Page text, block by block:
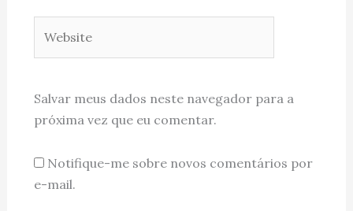
Salvar meus dados neste navegador para a
próxima vez que eu comentar.
Notifique-me sobre novos comentários por
e-mail.